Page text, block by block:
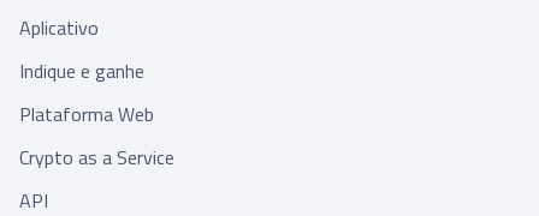
Aplicativo
Indique e ganhe
Plataforma Web
Crypto as a Service
API